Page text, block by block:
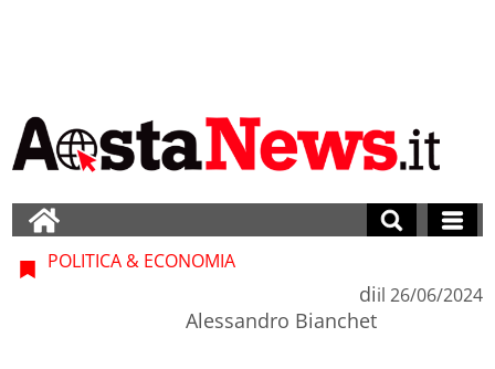
POLITICA & ECONOMIA
di
Alessandro Bianchet
il 26/06/2024